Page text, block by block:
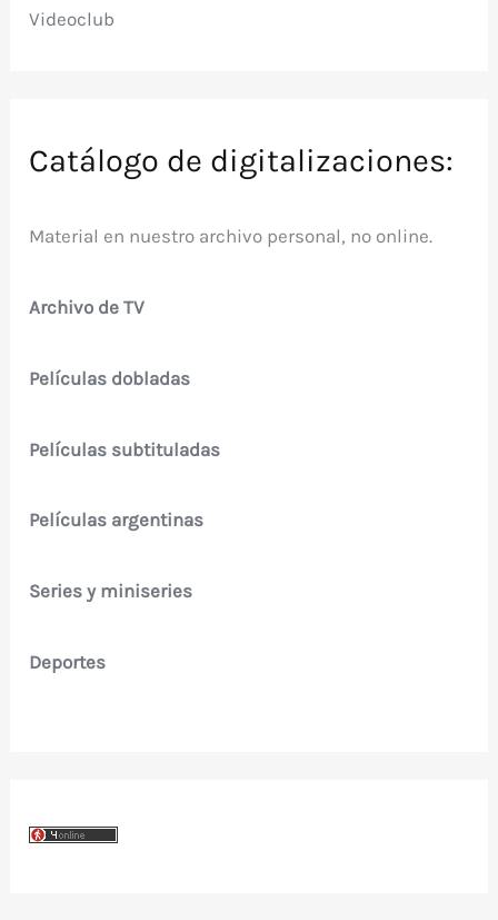
Videoclub
Catálogo de digitalizaciones:
Material en nuestro archivo personal, no online.
Archivo de TV
Películas dobladas
Películas subtituladas
Películas argentinas
Series y miniseries
Deportes